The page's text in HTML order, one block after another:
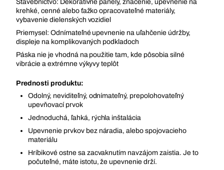
Stavebníctvo: Dekoratívne panely, značenie, upevnenie na
krehké, cenné alebo ťažko opracovateľné materiály,
vybavenie dielenských vozidiel
Priemysel: Odnímateľné upevnenie na uľahčenie údržby,
displeje na komplikovaných podkladoch
Páska nie je vhodná na použitie tam, kde pôsobia silné
vibrácie a extrémne výkyvy teplôt
Prednosti produktu:
Odolný, neviditeľný, odnímateľný, prepolohovateľný
upevňovací prvok
Jednoduchá, ľahká, rýchla inštalácia
Upevnenie prvkov bez náradia, alebo spojovacieho
materiálu
Hríbikové ostne sa zacvaknutím navzájom zaistia. Je to
počuteľné, máte istotu, že upevnenie drží.